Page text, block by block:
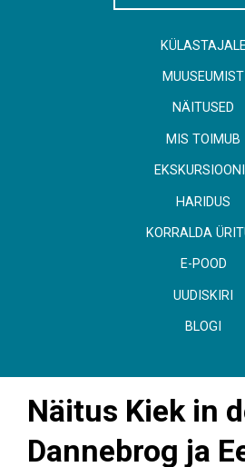
MUUSEUMIST
NÄITUSED
MIS TOIMUB
HARIDUS
KORRALDA
E-POOD
UUDISKIRI
BLOGI
Näitus Kiek in
Dannebrog ja